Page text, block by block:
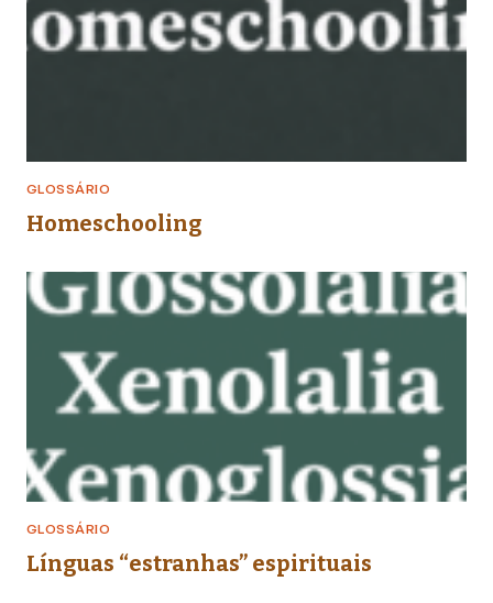
GLOSSÁRIO
Homeschooling
GLOSSÁRIO
Línguas “estranhas” espirituais